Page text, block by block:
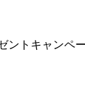
トキャンペー